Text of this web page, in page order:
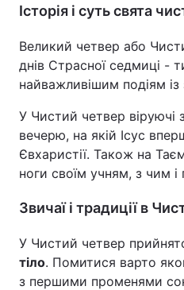
Історія і суть свята
Великий четвер або
днів Страсної седмиці -
найважливішим подіям
У Чистий четвер віруючі
вечерю, на якій Ісус
Євхаристії. Також на
ноги своїм учням, з чим і
Звичаї і традиції в
У Чистий четвер
тіло. Помитися варто
з першими променями